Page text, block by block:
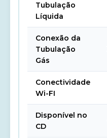
Tubulação
Líquida
Conexão da
Tubulação
Gás
Conectividade
Wi-FI
Disponível no
CD